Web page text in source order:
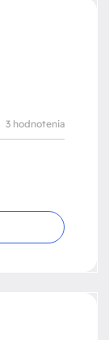
3 hodnotenia